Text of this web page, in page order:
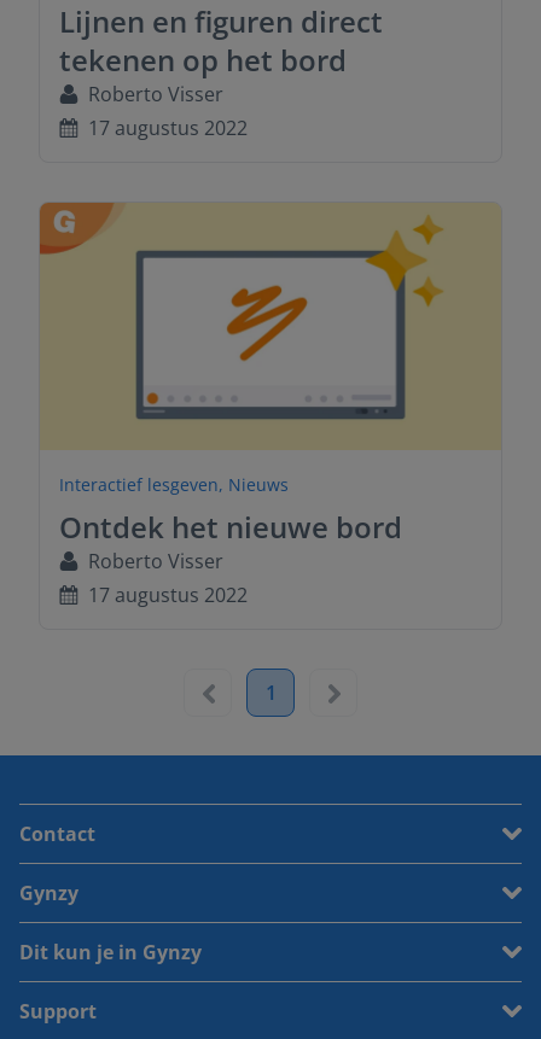
Lijnen en figuren direct
tekenen op het bord
Roberto Visser
17 augustus 2022
Interactief lesgeven, Nieuws
Ontdek het nieuwe bord
Roberto Visser
17 augustus 2022
1
Contact
Gynzy
Dit kun je in Gynzy
Support